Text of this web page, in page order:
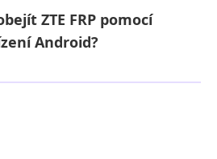
ZTE FRP pomocí
Android?